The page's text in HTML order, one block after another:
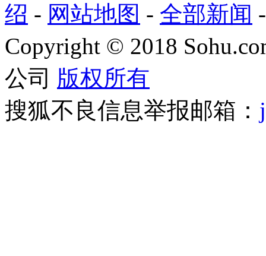
绍 - 网站地图 - 全部新闻
Copyright © 2018
公司 版权所有
搜狐不良信息举报邮箱：